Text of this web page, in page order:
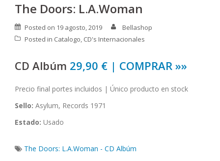
The Doors: L.A.Woman
Posted on 19 agosto, 2019
Bellashop
Posted in Catalogo, CD's Internacionales
CD Albúm 29,90 € | COMPRAR »»
Precio final portes incluidos | Único producto en stock
Sello: Asylum, Records 1971
Estado: Usado
The Doors: L.A.Woman - CD Albúm